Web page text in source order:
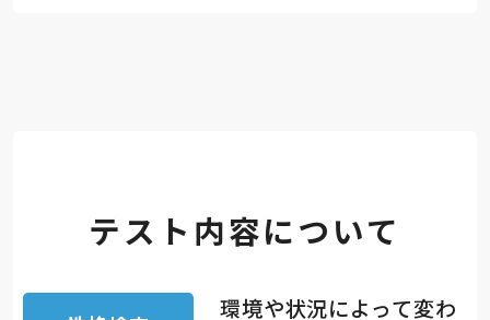
テスト内容について
環境や状況によって変わ